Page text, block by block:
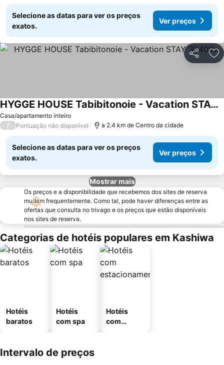
Selecione as datas para ver os preços
exatos.
Ver preços
Partilhar
Casa/apartamento inteiro
HYGGE HOUSE Tabibitonoie - Vacation STAY 33409v
Ver preços
/ Pontuação não disponível a 2.4 km de Centro da cidade
Selecione as datas para ver os preços
exatos.
Ver preços
Mostrar mais
Os preços e a disponibilidade que recebemos dos sites de reserva
mudam frequentemente. Como tal, pode haver diferenças entre as
ofertas que consulta no trivago e os preços que estão disponíveis
nos sites de reserva.
Categorias de hotéis populares em Kashiwa
Hotéis
baratos
Hotéis
com spa
Hotéis
com
Intervalo de preços